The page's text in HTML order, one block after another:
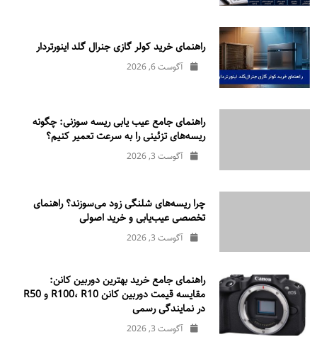
راهنمای خرید کولر گازی جنرال‌ گلد اینورتر‌دار
آگوست 6, 2026
راهنمای جامع عیب یابی ریسه سوزنی: چگونه
ریسه‌های تزئینی را به سرعت تعمیر کنیم؟
آگوست 3, 2026
چرا ریسه‌های شلنگی زود می‌سوزند؟ راهنمای
تخصصی عیب‌یابی و خرید اصولی
آگوست 3, 2026
راهنمای جامع خرید بهترین دوربین کانن:
مقایسه قیمت دوربین کانن R100، R10 و R50
در نمایندگی رسمی
آگوست 3, 2026